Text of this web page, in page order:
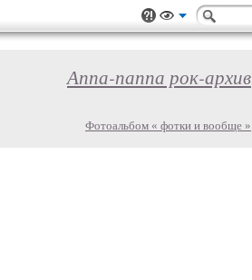
Аппа-паппа рок-архив
Фотоальбом « фотки и вообще »